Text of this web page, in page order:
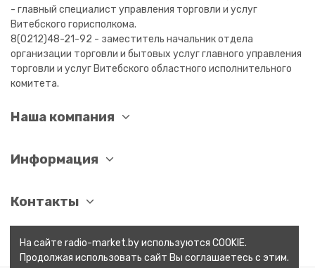
Наша компания
Информация
Контакты
- главный специалист управления торговли и услуг
Витебского горисполкома.
8(0212)48-21-92 - заместитель начальник отдела
организации торговли и бытовых услуг главного управления
торговли и услуг Витебского областного исполнительного
комитета.
На сайте radio-market.by используются COOKIE.
Продолжая использовать сайт Вы соглашаетесь с этим.